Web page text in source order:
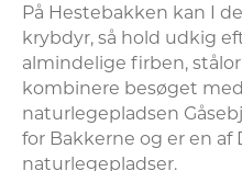
På Hestebakken kan I
krybdyr, så hold udkig
almindelige firben,
kombinere besøget
naturlegepladsen
for Bakkerne og er en af
naturlegepladser.